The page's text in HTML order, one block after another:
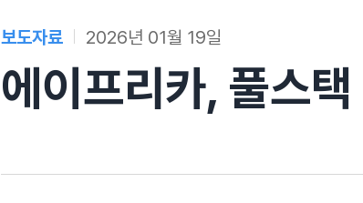
보도자료 2026년 01월 19일
에이프리카, 풀스